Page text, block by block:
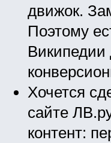
движок.
Поэтому
Хочется
сайте
контент: